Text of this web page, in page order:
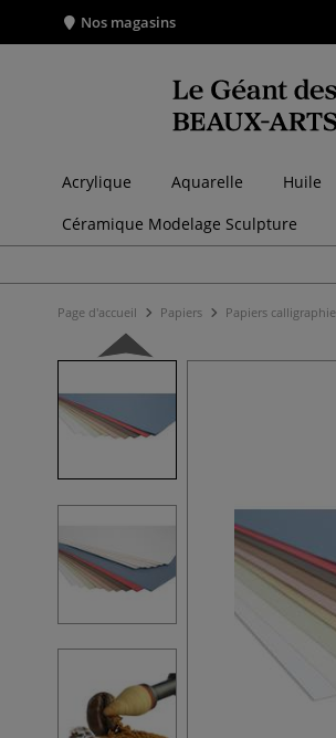
Nos magasins
Acrylique Aquarelle Huile
Céramique Modelage Sculpture
Page d'accueil Papiers Papiers calligraphie